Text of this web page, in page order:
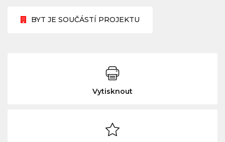
BYT JE SOUČÁSTÍ PROJEKTU
Vytisknout